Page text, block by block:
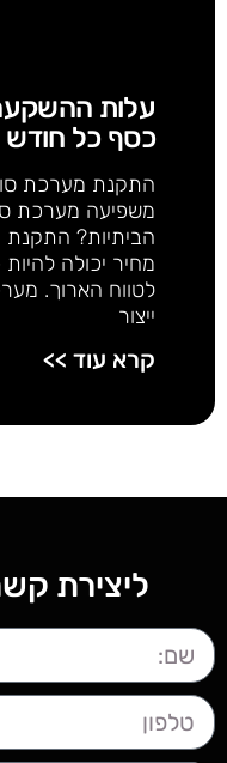
עלות
כסף כל חודש
התקנת מערכת
משפיעה מערכת
הביתיות?
מחיר יכולה
לטווח הארוך.
ייצור
קרא עוד >>
ליצירת